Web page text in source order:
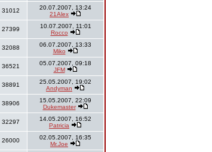
31012
20.07.2007, 13:24
21Alex
27399
10.07.2007, 11:01
Rocco
32088
06.07.2007, 13:33
Miko
36521
05.07.2007, 09:18
JFM
38891
25.05.2007, 19:02
Andyman
38906
15.05.2007, 22:09
Dukemaster
32297
14.05.2007, 16:52
Patricia
26000
02.05.2007, 16:35
Mr.Joe